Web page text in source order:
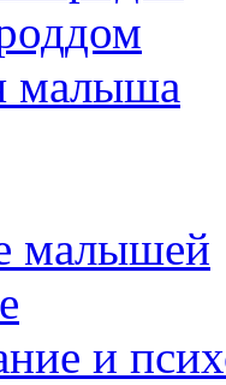
малыша
малышей
и